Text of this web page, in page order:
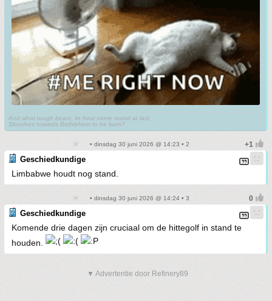
And what rough beast, its hour come round at last,
Slouches towards Bethlehem to be born?
• dinsdag 30 juni 2026 @ 14:23 • 2
Geschiedkundige
Limbabwe houdt nog stand.
• dinsdag 30 juni 2026 @ 14:24 • 3
Geschiedkundige
Komende drie dagen zijn cruciaal om de hittegolf in stand te
houden.
▼ Advertentie door Refinery89